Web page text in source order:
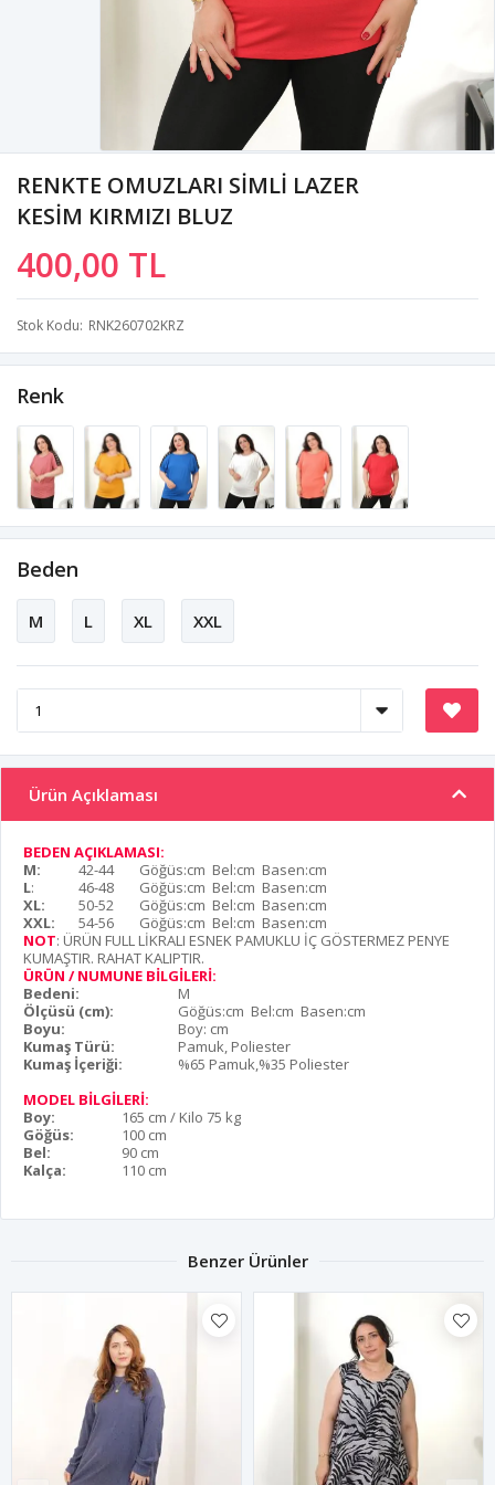
RENKTE OMUZLARI SİMLİ LAZER
KESİM KIRMIZI BLUZ
400,00 TL
Stok Kodu RNK260702KRZ
Renk
Beden
M L XL XXL
Ürün Açıklaması
BEDEN AÇIKLAMASI:
M:
42-44
Göğüs:cm Bel:cm Basen:cm
L: 46-48
Göğüs:cm Bel:cm Basen:cm
XL:
50-52
Göğüs:cm Bel:cm Basen:cm
XXL:
54-56
Göğüs:cm Bel:cm Basen:cm
NOT: ÜRÜN FULL LİKRALI ESNEK PAMUKLU İÇ GÖSTERMEZ PENYE
KUMAŞTIR. RAHAT KALIPTIR.
ÜRÜN / NUMUNE BİLGİLERİ:
Bedeni:
M
Ölçüsü (cm):
Göğüs:cm Bel:cm Basen:cm
Boyu:
Boy: cm
Kumaş Türü:
Pamuk, Poliester
Kumaş İçeriği:
%65 Pamuk,%35 Poliester
MODEL BİLGİLERİ:
Boy:
165 cm / Kilo 75 kg
Göğüs:
100 cm
Bel:
90 cm
Kalça:
110 cm
Benzer Ürünler